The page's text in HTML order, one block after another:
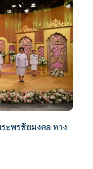
ะพรชัยมงคล ทาง